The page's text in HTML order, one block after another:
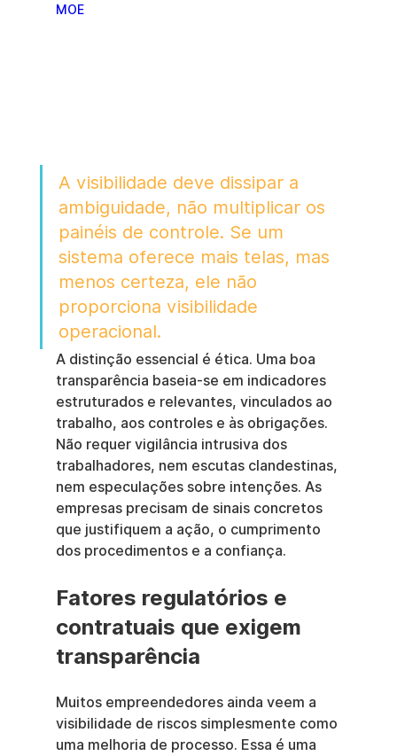
MOE
A visibilidade deve dissipar a
ambiguidade, não multiplicar os
painéis de controle. Se um
sistema oferece mais telas, mas
menos certeza, ele não
proporciona visibilidade
operacional.
A distinção essencial é ética. Uma boa
transparência baseia-se em indicadores
estruturados e relevantes, vinculados ao
trabalho, aos controles e às obrigações.
Não requer vigilância intrusiva dos
trabalhadores, nem escutas clandestinas,
nem especulações sobre intenções. As
empresas precisam de sinais concretos
que justifiquem a ação, o cumprimento
dos procedimentos e a confiança.
Fatores regulatórios e
contratuais que exigem
transparência
Muitos empreendedores ainda veem a
visibilidade de riscos simplesmente como
uma melhoria de processo. Essa é uma